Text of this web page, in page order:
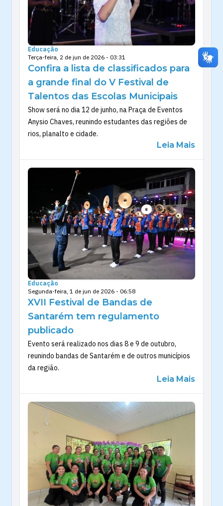
Educação
Terça-feira, 2 de jun de 2026 - 03:31
Confira a lista de classificados para
a grande final do V Festival de
Talentos das Escolas Municipais
Show será no dia 12 de junho, na Praça de Eventos
Anysio Chaves, reunindo estudantes das regiões de
rios, planalto e cidade.
Leia Mais
Educação
Segunda-feira, 1 de jun de 2026 - 06:58
XVII Festival de Bandas de
Santarém tem regulamento
publicado
Evento será realizado nos dias 8 e 9 de outubro,
reunindo bandas de Santarém e de outros municípios
da região.
Leia Mais